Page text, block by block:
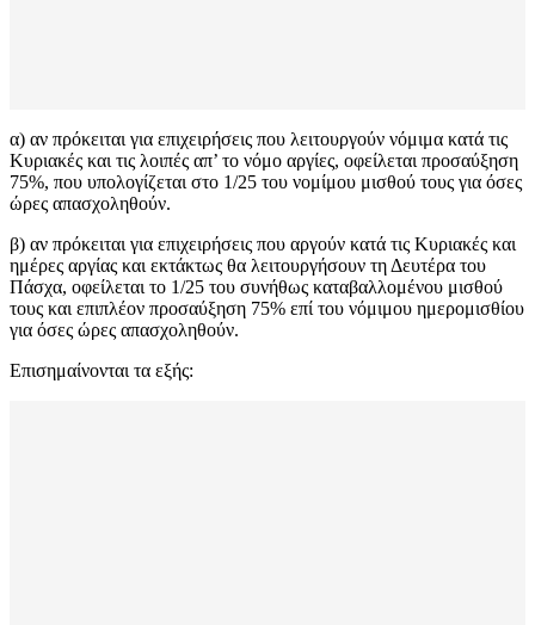
α) αν πρόκειται για επιχειρήσεις που λειτουργούν νόμιμα κατά τις
Κυριακές και τις λοιπές απ’ το νόμο αργίες, οφείλεται προσαύξηση
75%, που υπολογίζεται στο 1/25 του νομίμου μισθού τους για όσες
ώρες απασχοληθούν.
β) αν πρόκειται για επιχειρήσεις που αργούν κατά τις Κυριακές και
ημέρες αργίας και εκτάκτως θα λειτουργήσουν τη Δευτέρα του
Πάσχα, οφείλεται το 1/25 του συνήθως καταβαλλομένου μισθού
τους και επιπλέον προσαύξηση 75% επί του νόμιμου ημερομισθίου
για όσες ώρες απασχοληθούν.
Επισημαίνονται τα εξής: